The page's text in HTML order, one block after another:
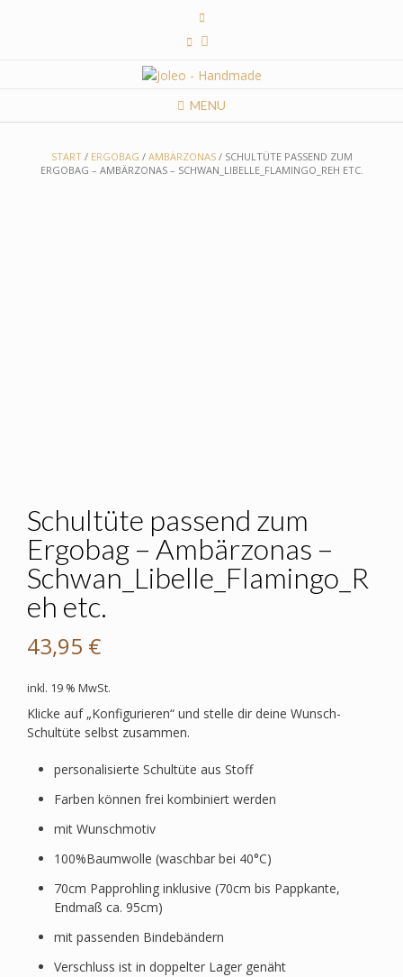
MENU
START/ ERGOBAG / AMBÄRZONAS/ SCHULTÜTE PASSEND ZUM
ERGOBAG – AMBÄRZONAS – SCHWAN_LIBELLE_FLAMINGO_REH ETC.
Schultüte passend zum
Ergobag – Ambärzonas –
Schwan_Libelle_Flamingo_R
eh etc.
43,95 €
inkl. 19 % MwSt.
Klicke auf „Konfigurieren“ und stelle dir deine Wunsch-
Schultüte selbst zusammen.
personalisierte Schultüte aus Stoff
Farben können frei kombiniert werden
mit Wunschmotiv
100%Baumwolle (waschbar bei 40°C)
70cm Papprohling inklusive (70cm bis Pappkante,
Endmaß ca. 95cm)
mit passenden Bindebändern
Verschluss ist in doppelter Lager genäht